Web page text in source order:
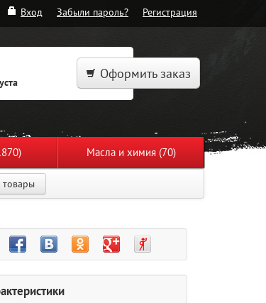
Вход Забыли пароль? Регистрация
Оформить заказ
Масла и химия (70)
товары